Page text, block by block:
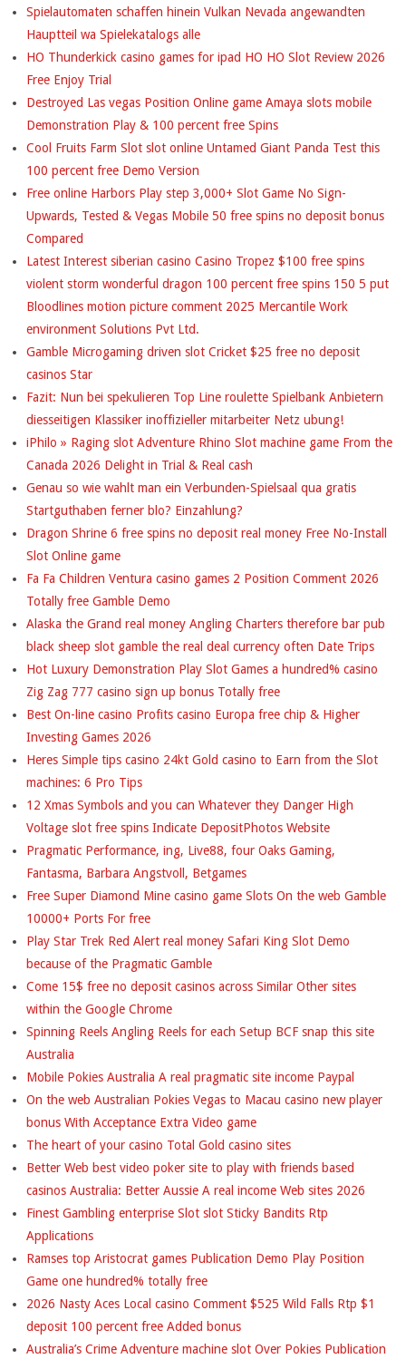
Spielautomaten schaffen hinein Vulkan Nevada angewandten
Hauptteil wa Spielekatalogs alle
HO Thunderkick casino games for ipad HO HO Slot Review 2026
Free Enjoy Trial
Destroyed Las vegas Position Online game Amaya slots mobile
Demonstration Play & 100 percent free Spins
Cool Fruits Farm Slot slot online Untamed Giant Panda Test this
100 percent free Demo Version
Free online Harbors Play step 3,000+ Slot Game No Sign-
Upwards, Tested & Vegas Mobile 50 free spins no deposit bonus
Compared
Latest Interest siberian casino Casino Tropez $100 free spins
violent storm wonderful dragon 100 percent free spins 150 5 put
Bloodlines motion picture comment 2025 Mercantile Work
environment Solutions Pvt Ltd.
Gamble Microgaming driven slot Cricket $25 free no deposit
casinos Star
Fazit: Nun bei spekulieren Top Line roulette Spielbank Anbietern
diesseitigen Klassiker inoffizieller mitarbeiter Netz ubung!
iPhilo » Raging slot Adventure Rhino Slot machine game From the
Canada 2026 Delight in Trial & Real cash
Genau so wie wahlt man ein Verbunden-Spielsaal qua gratis
Startguthaben ferner blo? Einzahlung?
Dragon Shrine 6 free spins no deposit real money Free No-Install
Slot Online game
Fa Fa Children Ventura casino games 2 Position Comment 2026
Totally free Gamble Demo
Alaska the Grand real money Angling Charters therefore bar pub
black sheep slot gamble the real deal currency often Date Trips
Hot Luxury Demonstration Play Slot Games a hundred% casino
Zig Zag 777 casino sign up bonus Totally free
Best On-line casino Profits casino Europa free chip & Higher
Investing Games 2026
Heres Simple tips casino 24kt Gold casino to Earn from the Slot
machines: 6 Pro Tips
12 Xmas Symbols and you can Whatever they Danger High
Voltage slot free spins Indicate DepositPhotos Website
Pragmatic Performance, ing, Live88, four Oaks Gaming,
Fantasma, Barbara Angstvoll, Betgames
Free Super Diamond Mine casino game Slots On the web Gamble
10000+ Ports For free
Play Star Trek Red Alert real money Safari King Slot Demo
because of the Pragmatic Gamble
Come 15$ free no deposit casinos across Similar Other sites
within the Google Chrome
Spinning Reels Angling Reels for each Setup BCF snap this site
Australia
Mobile Pokies Australia A real pragmatic site income Paypal
On the web Australian Pokies Vegas to Macau casino new player
bonus With Acceptance Extra Video game
The heart of your casino Total Gold casino sites
Better Web best video poker site to play with friends based
casinos Australia: Better Aussie A real income Web sites 2026
Finest Gambling enterprise Slot slot Sticky Bandits Rtp
Applications
Ramses top Aristocrat games Publication Demo Play Position
Game one hundred% totally free
2026 Nasty Aces Local casino Comment $525 Wild Falls Rtp $1
deposit 100 percent free Added bonus
Australia’s Crime Adventure machine slot Over Pokies Publication